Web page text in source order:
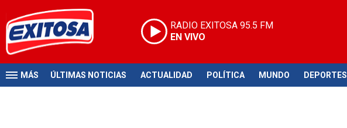
RADIO EXITOSA 95.5 FM
EN VIVO
MÁS ÚLTIMAS NOTICIAS ACTUALIDAD POLÍTICA MUNDO DEPORTES